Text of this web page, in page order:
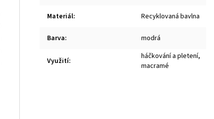
Materiál: Recyklovaná bavlna
Barva: modrá
Využití: háčkování a pletení,
macramé